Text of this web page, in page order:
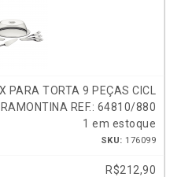
PARA TORTA 9 PEÇAS CICL
REF.: 64810/880
1 em estoque
SKU: 176099
R$212,90